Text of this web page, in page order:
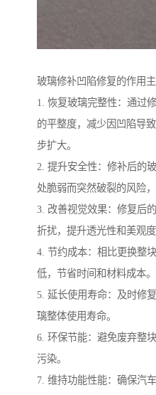
玻璃修补凹陷修复的作用
1. 恢复玻璃完整性：通过
的平整度，减少因凹陷导
步扩大。
2. 提升安全性：修补后的
处脆弱而突然破裂的风险，
3. 改善视觉效果：修复后
折扰，提升透光性和美观度
4. 节约成本：相比更换整
低，节省时间和材料成本。
5. 延长使用寿命：及时修
璃整体使用寿命。
6. 环保节能：避免废弃整
污染。
7. 维持功能性能：确保汽